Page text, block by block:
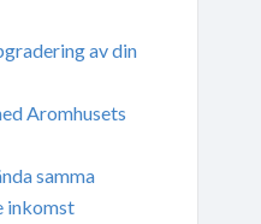
av din
Aromhusets
samma
inkomst